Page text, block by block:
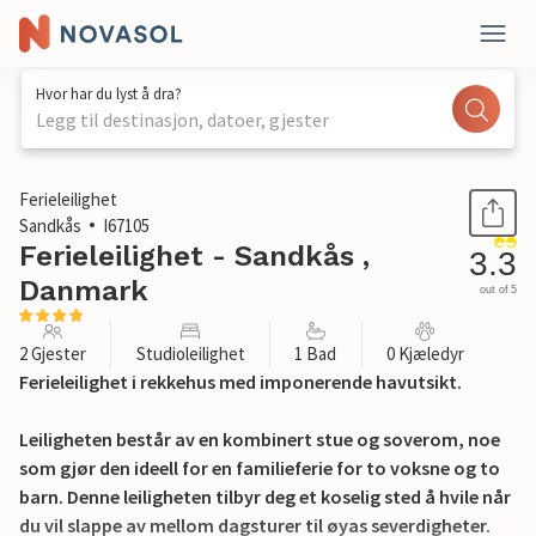
Hvor har du lyst å dra?
Legg til destinasjon, datoer, gjester
1 / 16
Ferieleilighet
Sandkås
I67105
Ferieleilighet - Sandkås ,
Danmark
3.3
out of 5
2 Gjester Studioleilighet 1 Bad 0 Kjæledyr
Ferieleilighet i rekkehus med imponerende havutsikt.
Leiligheten består av en kombinert stue og soverom, noe
som gjør den ideell for en familieferie for to voksne og to
barn. Denne leiligheten tilbyr deg et koselig sted å hvile når
du vil slappe av mellom dagsturer til øyas severdigheter.